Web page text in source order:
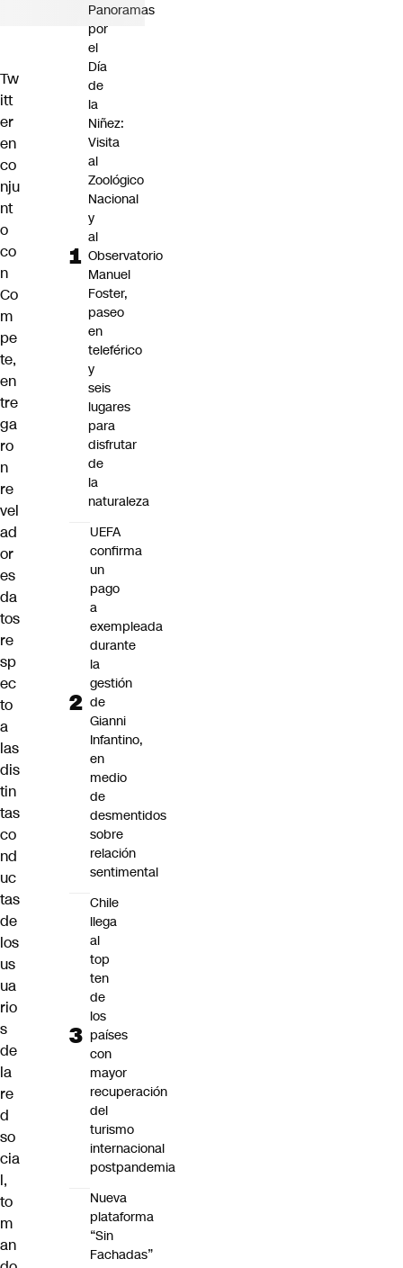
Tw
itt
er
en
co
nju
nt
o
co
n
Co
m
pe
te,
en
tre
ga
ro
n
re
vel
ad
or
es
da
tos
re
sp
ec
to
a
las
dis
tin
tas
co
nd
uc
tas
de
los
us
ua
rio
s
de
la
re
d
so
cia
l,
to
m
an
Panoramas
por
el
Día
de
la
Niñez:
Visita
al
Zoológico
Nacional
y
al
Observatorio
Manuel
Foster,
paseo
en
teleférico
y
seis
lugares
para
disfrutar
de
la
naturaleza
UEFA
confirma
un
pago
a
exempleada
durante
la
gestión
de
Gianni
Infantino,
en
medio
de
desmentidos
sobre
relación
sentimental
Chile
llega
al
top
ten
de
los
países
con
mayor
recuperación
del
turismo
internacional
postpandemia
Nueva
plataforma
“Sin
Fachadas”